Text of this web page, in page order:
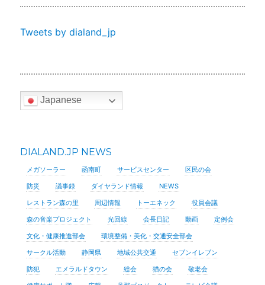
Tweets by dialand_jp
Japanese
DIALAND.JP NEWS
メガソーラー 函南町 サービスセンター
区民の会
防災
議事録 ダイヤランド情報
NEWS
レストラン森の里
周辺情報 トーエネック
役員会議
森の音楽プロジェクト
光回線 会長日記 動画
定例会
文化・健康推進部会
環境整備・美化・交通安全部会
サークル活動
静岡県 地域公共交通
セブンイレブン
防犯
エメラルドタウン 総会 猫の会
敬老会